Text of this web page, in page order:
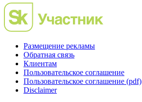
Размещение рекламы
Обратная связь
Клиентам
Пользовательское соглашение
Пользовательское соглашение (pdf)
Disclaimer